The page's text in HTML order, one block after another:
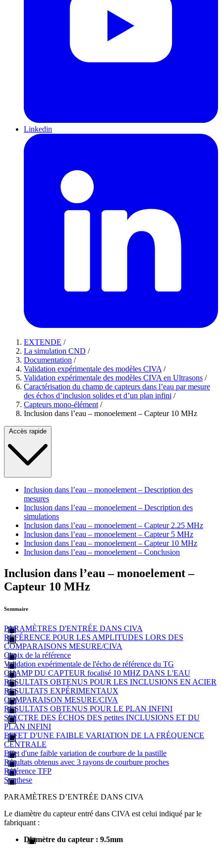
Linkedin
EXTENDE /
La simulation CND /
Documentation /
Validation expérimentale des modèles CIVA /
Validation expérimentale des modèles CIVA en Ultrasons /
Caractérisation du champ de capteurs dans l’eau par mesure
des échos d’inclusion solides et d’un plan infini /
Capteurs mono-élément /
Inclusion dans l’eau – monoelement – Capteur 10 MHz
Accès rapide
Inclusion dans l’eau – monoelement – Description des
mesures
Inclusion dans l’eau – monoelement – Description des
simulations
Inclusion dans l’eau – monoelement – Capteur 2.25 MHz
Inclusion dans l’eau – monoelement – Capteur 5 MHz
Inclusion dans l’eau – monoelement – Capteur 10 MHz
Inclusion dans l’eau – monoelement – Conclusion
Inclusion dans l’eau – monoelement –
Capteur 10 MHz
Sommaire
PARAMÈTRES D'ENTRÉE DANS CIVA
RÉFÉRENCE POUR LES AMPLITUDES LORS DES
COMPARAISONS MESURE/CIVA
Choix de la référence
Validation expérimentale de l'écho de référence du TG
CHAMP DU CAPTEUR focalisé 10 MHZ DANS L'EAU
RÉSULTATS OBTENUS POUR LES INCLUSIONS EN ACIER
RÉSULTATS EXPÉRIMENTAUX
COMPARAISON MESURE/CIVA
RÉSULTATS OBTENUS POUR LE PLAN INFINI
SPECTRE DES ÉCHOS DES petites INCLUSIONS ET DU
PLAN INFINI
EFFET D'UNE FAIBLE VARIATION DE LA FRÉQUENCE
CENTRALE
Effet d'une faible variation de courbure de la pastille
Résultats obtenus avec 3 rayons de courbure proches
Référence TFP
Synthese
PARAMÈTRES D’ENTRÉE DANS CIVA
Le diamètre du capteur entré dans CIVA est celui indiqué par le
fabriquant :
Diamètre du capteur : 9.5mm